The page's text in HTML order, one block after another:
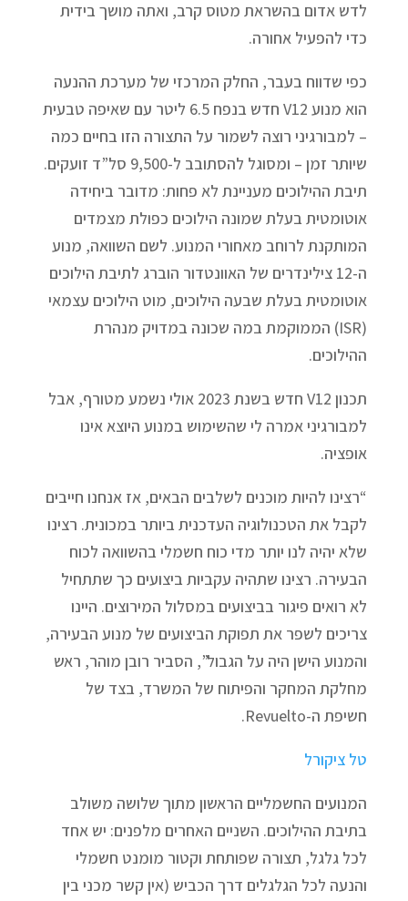
לדש אדום בהשראת מטוס קרב, ואתה מושך בידית
כדי להפעיל אחורה.
כפי שדווח בעבר, החלק המרכזי של מערכת ההנעה
הוא מנוע V12 חדש בנפח 6.5 ליטר עם שאיפה טבעית
– למבורגיני רוצה לשמור על התצורה הזו בחיים כמה
שיותר זמן – ומסוגל להסתובב ל-9,500 סל”ד זועקים.
תיבת ההילוכים מעניינת לא פחות: מדובר ביחידה
אוטומטית בעלת שמונה הילוכים כפולת מצמדים
המותקנת לרוחב מאחורי המנוע. לשם השוואה, מנוע
ה-12 צילינדרים של האוונטדור הוברג לתיבת הילוכים
אוטומטית בעלת שבעה הילוכים, מוט הילוכים עצמאי
(ISR) הממוקמת במה שכונה במדויק מנהרת
ההילוכים.
תכנון V12 חדש בשנת 2023 אולי נשמע מטורף, אבל
למבורגיני אמרה לי שהשימוש במנוע היוצא אינו
אופציה.
“רצינו להיות מוכנים לשלבים הבאים, אז אנחנו חייבים
לקבל את הטכנולוגיה העדכנית ביותר במכונית. רצינו
שלא יהיה לנו יותר מדי כוח חשמלי בהשוואה לכוח
הבעירה. רצינו שתהיה עקביות ביצועים כך שתתחיל
לא רואים פיגור בביצועים במסלול המירוצים. היינו
צריכים לשפר את תפוקת הביצועים של מנוע הבעירה,
והמנוע הישן היה על הגבול”, הסביר רובן מוהר, ראש
מחלקת המחקר והפיתוח של המשרד, בצד של
חשיפת ה-Revuelto.
טל ציקורל
המנועים החשמליים הראשון מתוך שלושה משולב
בתיבת ההילוכים. השניים האחרים מלפנים: יש אחד
לכל גלגל, תצורה שפותחת וקטור מומנט חשמלי
והנעה לכל הגלגלים דרך הכביש (אין קשר מכני בין